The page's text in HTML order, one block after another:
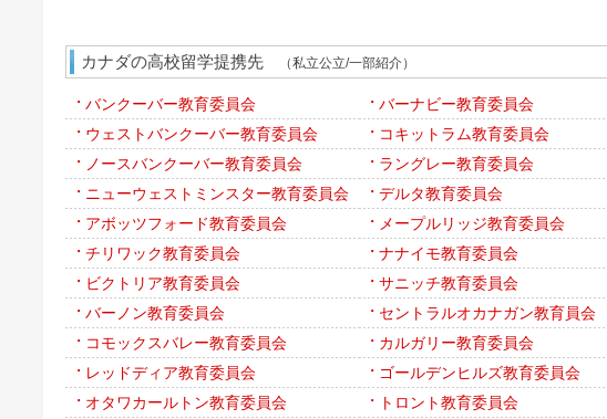
カナダの高校留学提携先 （私立公立/一部紹介）
バンクーバー教育委員会
バーナビー教育委員会
ウェストバンクーバー教育委員会
コキットラム教育委員会
ノースバンクーバー教育委員会
ラングレー教育委員会
ニューウェストミンスター教育委員会
デルタ教育委員会
アボッツフォード教育委員会
メープルリッジ教育委員会
チリワック教育委員会
ナナイモ教育委員会
ビクトリア教育委員会
サニッチ教育委員会
バーノン教育委員会
セントラルオカナガン教育員会
コモックスバレー教育委員会
カルガリー教育委員会
レッドディア教育委員会
ゴールデンヒルズ教育委員会
オタワカールトン教育委員会
トロント教育委員会